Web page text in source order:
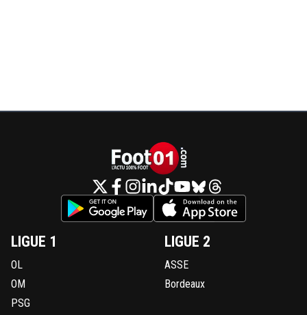
LIGUE 1
OL
OM
PSG
LIGUE 2
ASSE
Bordeaux